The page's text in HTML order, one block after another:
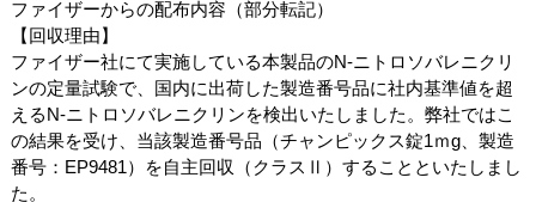
ファイザーからの配布内容（部分転記）
【回収理由】
ファイザー社にて実施している本製品のN-ニトロソバレニクリ
ンの定量試験で、国内に出荷した製造番号品に社内基準値を超
えるN-ニトロソバレニクリンを検出いたしました。弊社ではこ
の結果を受け、当該製造番号品（チャンピックス錠1ｍg、製造
番号：EP9481）を自主回収（クラスⅡ）することといたしまし
た。